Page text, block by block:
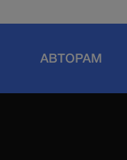
АВТОРАМ